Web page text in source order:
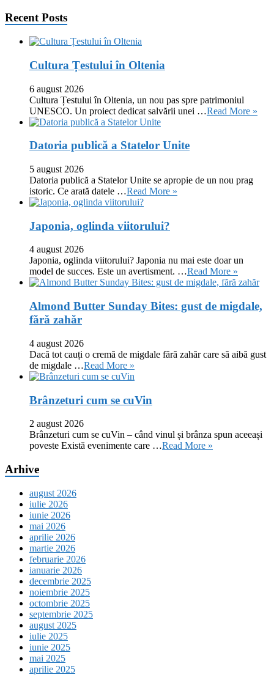
Recent Posts
Cultura Țestului în Oltenia
6 august 2026
Cultura Țestului în Oltenia, un nou pas spre patrimoniul
UNESCO. Un proiect dedicat salvării unei …Read More »
Datoria publică a Statelor Unite
5 august 2026
Datoria publică a Statelor Unite se apropie de un nou prag
istoric. Ce arată datele …Read More »
Japonia, oglinda viitorului?
4 august 2026
Japonia, oglinda viitorului? Japonia nu mai este doar un
model de succes. Este un avertisment. …Read More »
Almond Butter Sunday Bites: gust de migdale,
fără zahăr
4 august 2026
Dacă tot cauți o cremă de migdale fără zahăr care să aibă gust
de migdale …Read More »
Brânzeturi cum se cuVin
2 august 2026
Brânzeturi cum se cuVin – când vinul și brânza spun aceeași
poveste Există evenimente care …Read More »
Arhive
august 2026
iulie 2026
iunie 2026
mai 2026
aprilie 2026
martie 2026
februarie 2026
ianuarie 2026
decembrie 2025
noiembrie 2025
octombrie 2025
septembrie 2025
august 2025
iulie 2025
iunie 2025
mai 2025
aprilie 2025